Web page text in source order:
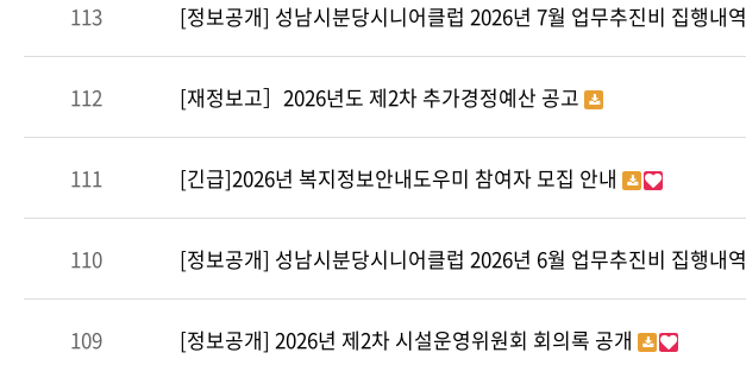
113 [정보공개] 성남시분당시니어클럽 2026년 7월 업무추진비 집행내역
112 [재정보고］2026년도 제2차 추가경정예산 공고
111 [긴급]2026년 복지정보안내도우미 참여자 모집 안내
110 [정보공개] 성남시분당시니어클럽 2026년 6월 업무추진비 집행내역
109 [정보공개] 2026년 제2차 시설운영위원회 회의록 공개